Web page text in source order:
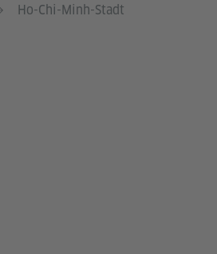
Ho-Chi-Minh-Stadt